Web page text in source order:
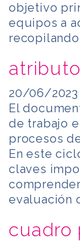
objetivo
equipos a
20/06/2023
El
de trabajo
procesos
En este
claves
evaluación
cuadro